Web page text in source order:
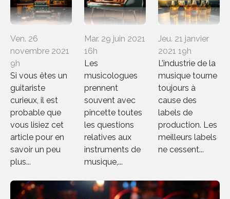
Ven. 26
novembre 2021
9h
Si vous êtes un
guitariste
curieux, il est
probable que
vous lisiez cet
article pour en
savoir un peu
plus...
Mar. 29 juin 2021
16h
Les
musicologues
prennent
souvent avec
pincette toutes
les questions
relatives aux
instruments de
musique,...
Jeu. 21 janvier
2021 19h
L’industrie de la
musique tourne
toujours à
cause des
labels de
production. Les
meilleurs labels
ne cessent...